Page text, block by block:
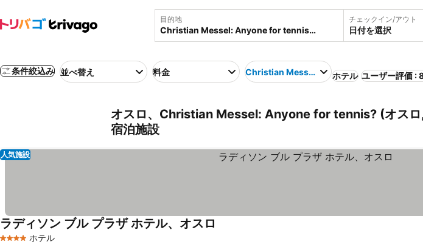
目的地 チェックイン/アウト
日付を選択
条件絞込み 並べ替え 料金 Christian Messel: Anyone for tennis?
ホテル ユーザー評価 :
オスロ、Christian Messel: Anyone for tennis? (オスロ
宿泊施設
人気施設
4 ホテルのランク
ホテル
ラディソン ブル プラザ ホテル、オスロ